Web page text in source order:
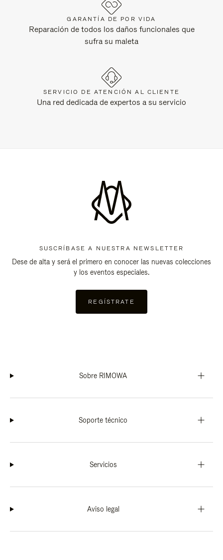
GARANTÍA DE POR VIDA
Reparación de todos los daños funcionales que
sufra su maleta
SERVICIO DE ATENCIÓN AL CLIENTE
Una red dedicada de expertos a su servicio
SUSCRÍBASE A NUESTRA NEWSLETTER
Dese de alta y será el primero en conocer las nuevas colecciones
y los eventos especiales.
REGÍSTRATE
Sobre RIMOWA
Soporte técnico
Servicios
Aviso legal